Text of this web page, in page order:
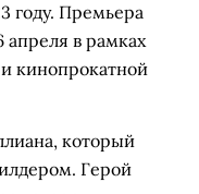
году. Премьера
апреля в рамках
кинопрокатной
который
Герой